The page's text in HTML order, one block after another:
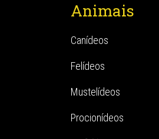
Animais
Canídeos
Felídeos
Mustelídeos
Procionídeos